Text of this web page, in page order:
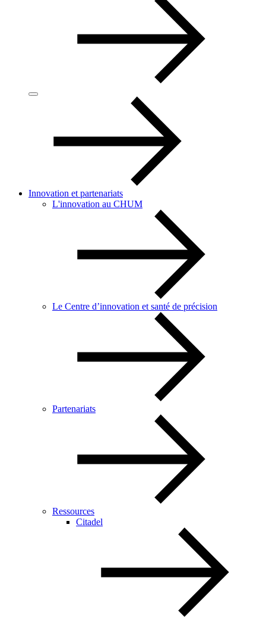
Innovation et partenariats
L'innovation au CHUM
Le Centre d’innovation et santé de précision
Partenariats
Ressources
Citadel